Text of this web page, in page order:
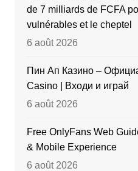
de 7 milliards de FCFA
vulnérables et le cheptel
6 août 2026
Пин Ап Казино –
Casino | Входи и играй
6 août 2026
Free OnlyFans Web
& Mobile Experience
6 août 2026